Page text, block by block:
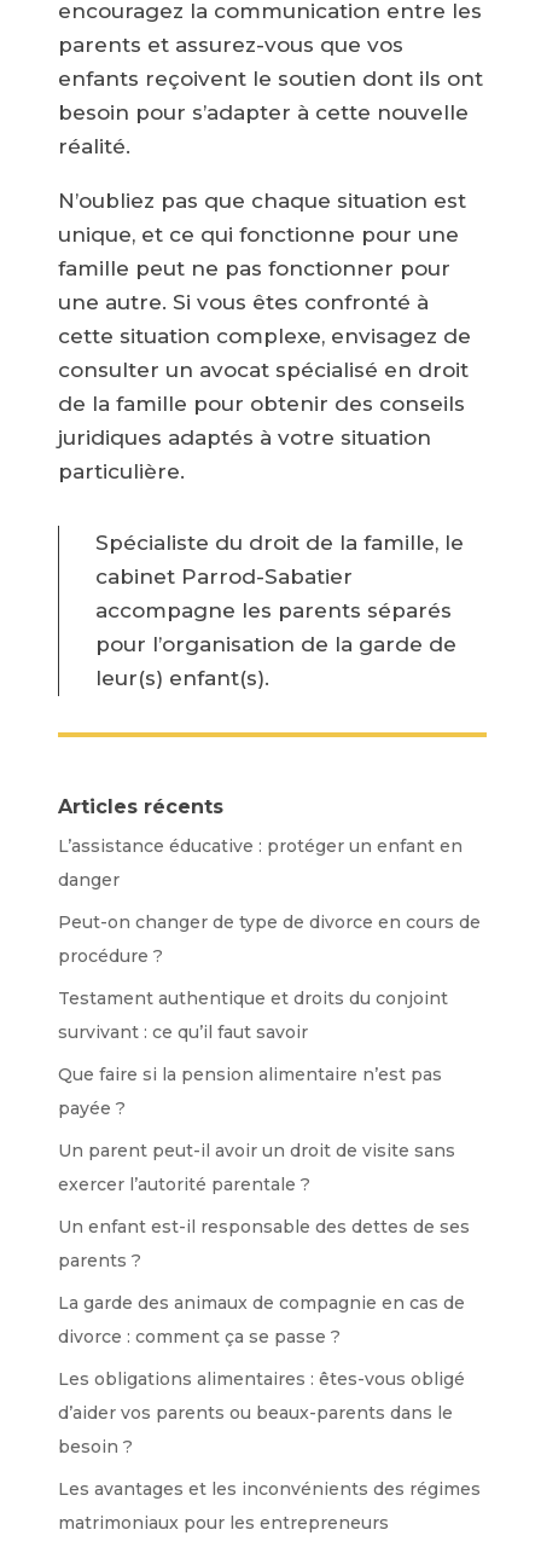
encouragez la communication entre les
parents et assurez-vous que vos
enfants reçoivent le soutien dont ils ont
besoin pour s’adapter à cette nouvelle
réalité.
N’oubliez pas que chaque situation est
unique, et ce qui fonctionne pour une
famille peut ne pas fonctionner pour
une autre. Si vous êtes confronté à
cette situation complexe, envisagez de
consulter un avocat spécialisé en droit
de la famille pour obtenir des conseils
juridiques adaptés à votre situation
particulière.
Spécialiste du droit de la famille, le
cabinet Parrod-Sabatier
accompagne les parents séparés
pour l’organisation de la garde de
leur(s) enfant(s).
Articles récents
L’assistance éducative : protéger un enfant en
danger
Peut-on changer de type de divorce en cours de
procédure ?
Testament authentique et droits du conjoint
survivant : ce qu’il faut savoir
Que faire si la pension alimentaire n’est pas
payée ?
Un parent peut-il avoir un droit de visite sans
exercer l’autorité parentale ?
Un enfant est-il responsable des dettes de ses
parents ?
La garde des animaux de compagnie en cas de
divorce : comment ça se passe ?
Les obligations alimentaires : êtes-vous obligé
d’aider vos parents ou beaux-parents dans le
besoin ?
Les avantages et les inconvénients des régimes
matrimoniaux pour les entrepreneurs